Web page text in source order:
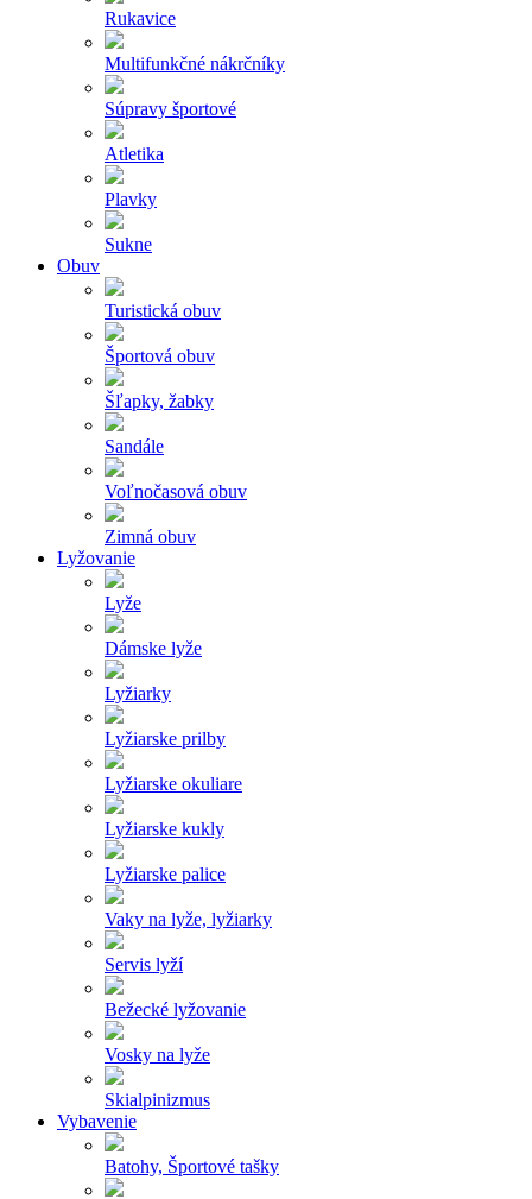
Rukavice
Multifunkčné nákrčníky
Súpravy športové
Atletika
Plavky
Sukne
Obuv
Turistická obuv
Športová obuv
Šľapky, žabky
Sandále
Voľnočasová obuv
Zimná obuv
Lyžovanie
Lyže
Dámske lyže
Lyžiarky
Lyžiarske prilby
Lyžiarske okuliare
Lyžiarske kukly
Lyžiarske palice
Vaky na lyže, lyžiarky
Servis lyží
Bežecké lyžovanie
Vosky na lyže
Skialpinizmus
Vybavenie
Batohy, Športové tašky